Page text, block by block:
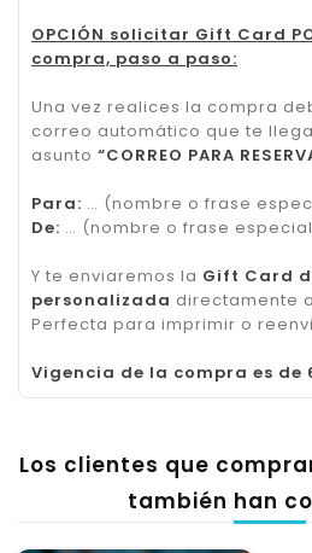
OPCIÓN solicitar Gift Card
compra, paso a paso:
Una vez realices la compra
correo automático que te
asunto “CORREO PARA
Para: … (nombre o frase
De: … (nombre o frase
Y te enviaremos la Gift Card
personalizada directamente
Perfecta para imprimir o
Vigencia de la compra es de
Los clientes que
también han